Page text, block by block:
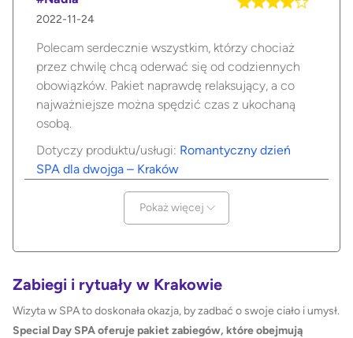
2022-11-24
Polecam serdecznie wszystkim, którzy chociaż
przez chwilę chcą oderwać się od codziennych
obowiązków. Pakiet naprawdę relaksujący, a co
najważniejsze można spędzić czas z ukochaną
osobą.
Dotyczy produktu/usługi: Romantyczny dzień
SPA dla dwojga – Kraków
Pokaż więcej
Zabiegi i rytuały w Krakowie
Wizyta w SPA to doskonała okazja, by zadbać o swoje ciało i umysł.
Special Day SPA oferuje pakiet zabiegów, które obejmują